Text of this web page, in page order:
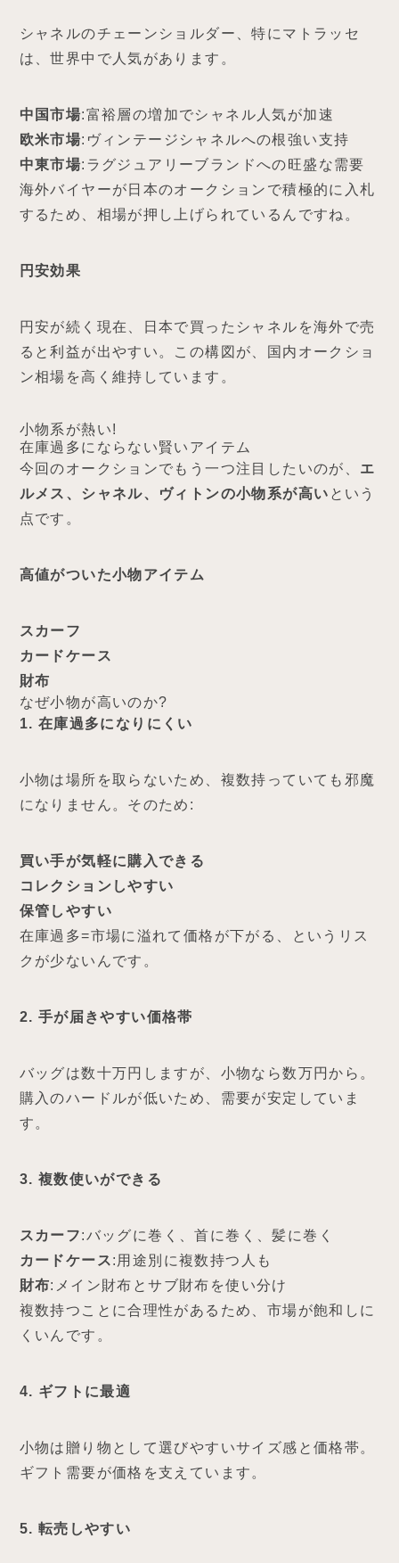
シャネルのチェーンショルダー、特にマトラッセ
は、世界中で人気があります。
中国市場:富裕層の増加でシャネル人気が加速
欧米市場:ヴィンテージシャネルへの根強い支持
中東市場:ラグジュアリーブランドへの旺盛な需要
海外バイヤーが日本のオークションで積極的に入札
するため、相場が押し上げられているんですね。
円安効果
円安が続く現在、日本で買ったシャネルを海外で売
ると利益が出やすい。この構図が、国内オークショ
ン相場を高く維持しています。
小物系が熱い!
在庫過多にならない賢いアイテム
今回のオークションでもう一つ注目したいのが、 エ
ルメス、シャネル、ヴィトンの小物系が高い という
点です。
高値がついた小物アイテム
スカーフ
カードケース
財布
なぜ小物が高いのか?
1. 在庫過多になりにくい
小物は場所を取らないため、複数持っていても邪魔
になりません。そのため:
買い手が気軽に購入できる
コレクションしやすい
保管しやすい
在庫過多=市場に溢れて価格が下がる、というリス
クが少ないんです。
2. 手が届きやすい価格帯
バッグは数十万円しますが、小物なら数万円から。
購入のハードルが低いため、需要が安定していま
す。
3. 複数使いができる
スカーフ:バッグに巻く、首に巻く、髪に巻く
カードケース:用途別に複数持つ人も
財布:メイン財布とサブ財布を使い分け
複数持つことに合理性があるため、市場が飽和しに
くいんです。
4. ギフトに最適
小物は贈り物として選びやすいサイズ感と価格帯。
ギフト需要が価格を支えています。
5. 転売しやすい